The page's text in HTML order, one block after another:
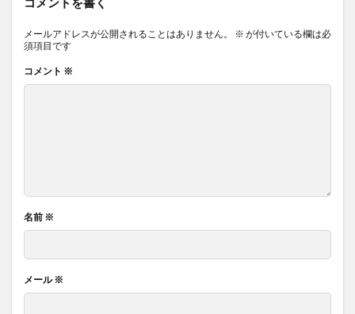
メールアドレスが公開されることはありません。 ※ が付いている欄は必
須項目です
コメント ※
名前 ※
メール※